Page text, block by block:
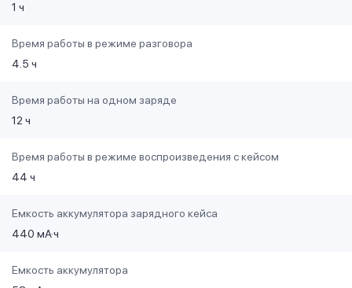
1 ч
Время работы в режиме разговора
4.5 ч
Время работы на одном заряде
12 ч
Время работы в режиме воспроизведения с кейсом
44 ч
Емкость аккумулятора зарядного кейса
440 мА·ч
Емкость аккумулятора